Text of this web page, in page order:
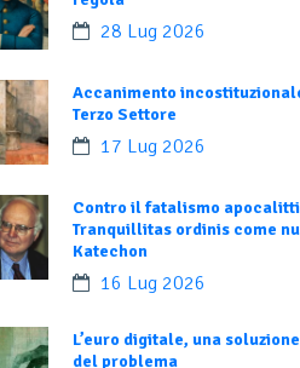
28 Lug 2026
Accanimento
Terzo Settore
17 Lug 2026
Contro il fatalismo
Tranquillitas ordinis come
Katechon
16 Lug 2026
L’euro digitale, una
del problema